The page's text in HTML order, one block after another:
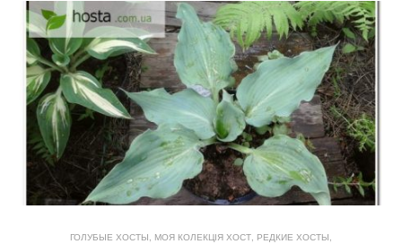
ГОЛУБЫЕ ХОСТЫ МОЯ КОЛЕКЦІЯ ХОСТ РЕДКИЕ ХОСТЫ,